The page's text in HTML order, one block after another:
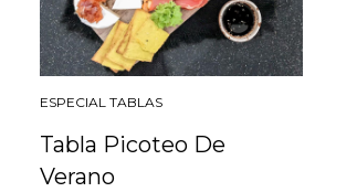
ESPECIAL TABLAS
Tabla Picoteo De
Verano